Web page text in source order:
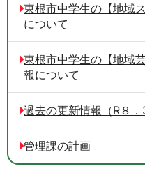
東根市中学生の【地域
について
東根市中学生の【地域
報について
過去の更新情報（R８．
管理課の計画